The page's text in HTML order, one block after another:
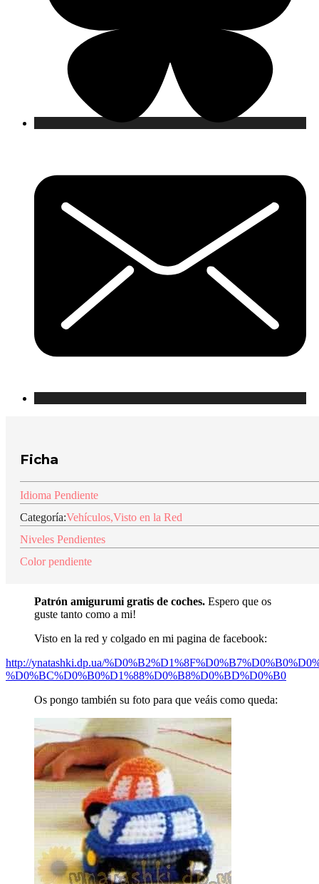
Ficha
Idioma Pendiente
Categoría:Vehículos,Visto en la Red
Niveles Pendientes
Color pendiente
Patrón amigurumi gratis de coches. Espero que os
guste tanto como a mi!
Visto en la red y colgado en mi pagina de facebook:
http://ynatashki.dp.ua/
%D0%BC%D0%B0%D1%88%D0%B8%D0%BD%D0%B0
Os pongo también su foto para que veáis como queda: